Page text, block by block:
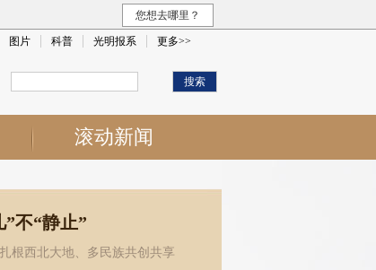
您想去哪里？
图片 科普 光明报系 更多>>
滚动新闻
”不“静止”
根西北大地、多民族共创共享